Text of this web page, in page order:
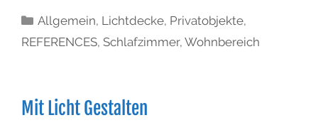
Allgemein, Lichtdecke, Privatobjekte,
REFERENCES, Schlafzimmer, Wohnbereich
Mit Licht Gestalten